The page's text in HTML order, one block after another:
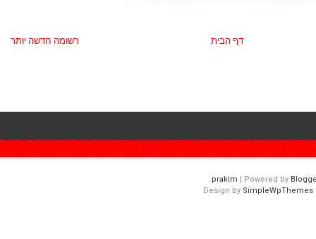
רשומה חדשה יותר דף הבית
| Powered by
Design by SimpleWpThemes